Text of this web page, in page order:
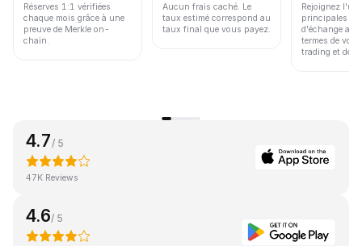
Réserves 1:1 vérifiées
chaque mois grâce à une
preuve de Merkle on-
chain.
Aucun frais caché. Le
taux estimé correspond au
taux final que vous payez.
Rejoignez
principales
d'échange au
termes de
trading et de
4.7 / 5
47K Reviews
4.6/ 5